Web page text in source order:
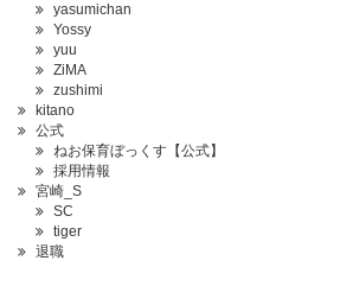
yasumichan
Yossy
yuu
ZiMA
zushimi
kitano
公式
ねお保育ぼっくす【公式】
採用情報
宮崎_S
SC
tiger
退職